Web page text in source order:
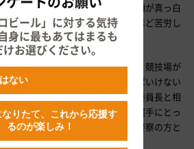
と箱根予選会が終わった後、「頭が真っ白
たという気持ちが沸き上がったほど苦労し
返る。
とは違う相模原市での開催でした。競技場が
法など、いろいろと変えなければいけない
東学連の総務委員長や競技審判委員長と相
のコース設定も行いました。『選手にとっ
ね』という案はありましたが、警察の方と
ませんでした」
ビール」に対する気持
身に最もあてはまるも
お選びください。
ない
なりたて、これから応援す
るのが楽しみ！